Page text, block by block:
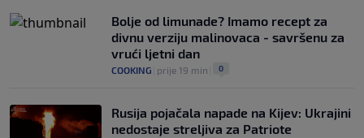
Bolje od limunade? Imamo recept za
divnu verziju malinovaca - savršenu za
vrući ljetni dan
COOKING prije 19 min 0
Rusija pojačala napade na Kijev: Ukrajini
nedostaje streljiva za Patriote